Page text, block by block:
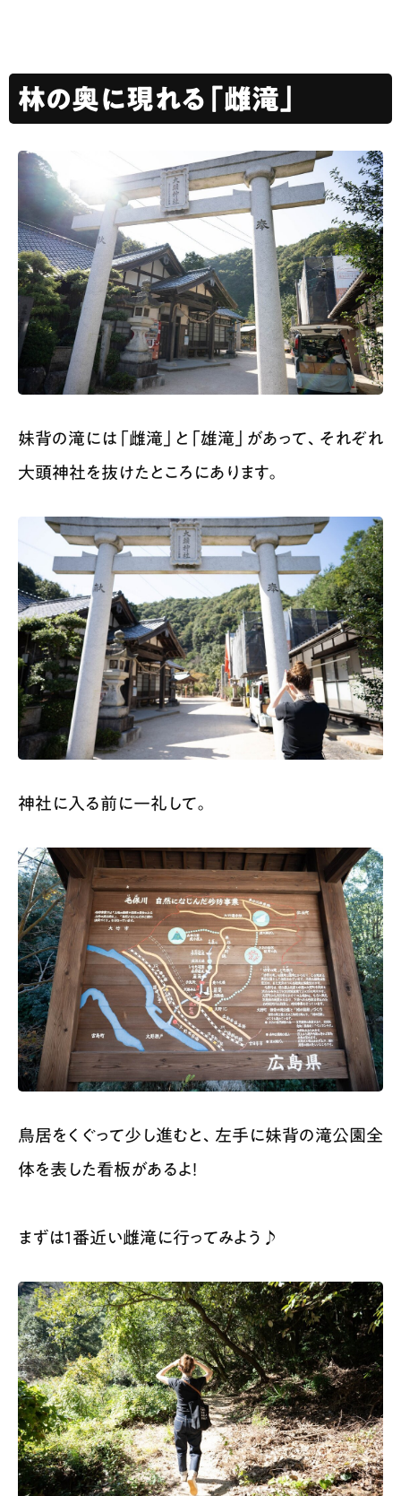
林の奥に現れる「雌滝」
妹背の滝には「雌滝」と「雄滝」があって、それぞれ
大頭神社を抜けたところにあります。
神社に入る前に一礼して。
鳥居をくぐって少し進むと、左手に妹背の滝公園全
体を表した看板があるよ！
まずは1番近い雌滝に行ってみよう♪